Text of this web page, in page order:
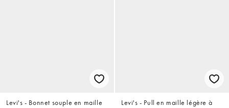
Levi's - Bonnet souple en maille
Levi's - Pull en maille légère à